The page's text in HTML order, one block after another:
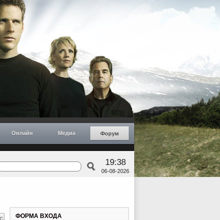
Онлайн Медиа Форум
19:38
06-08-2026
ФОРМА ВХОДА